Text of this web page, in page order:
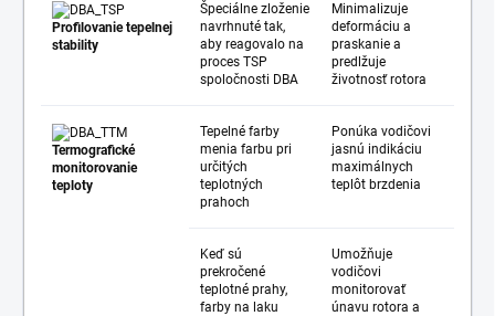
Profilovanie tepelnej
stability
Špeciálne zloženie
navrhnuté tak,
aby reagovalo na
proces TSP
spoločnosti DBA
Minimalizuje
deformáciu a
praskanie a
predlžuje
životnosť rotora
Termografické
monitorovanie
teploty
Tepelné farby
menia farbu pri
určitých
teplotných
prahoch
Ponúka vodičovi
jasnú indikáciu
maximálnych
teplôt brzdenia
Keď sú
prekročené
teplotné prahy,
farby na laku
Umožňuje
vodičovi
monitorovať
únavu rotora a